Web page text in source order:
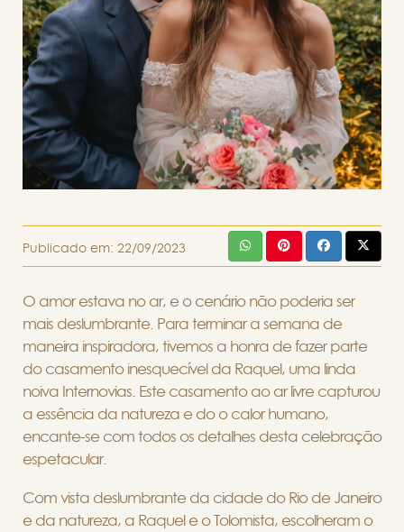
Publicado em: 22/09/2023
O amor estava no ar, e o cenário não poderia ser
mais deslumbrante. Para terminar a semana de
maneira inspiradora, tivemos a honra de fazer parte
do casamento inesquecível da Raquel, uma linda
noiva Internovias. Este casamento ao ar livre capturou
a essência da natureza e do o calor humano,
encante-se com todos os detalhes desta celebração
espetacular.
Com vista deslumbrante da cidade do Rio de Janeiro
e da natureza, a Raquel e o Tolomista, escolheram o